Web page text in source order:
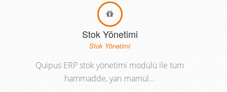
Stok Yönetimi
Stok Yönetimi
Quipus ERP stok yönetimi modülü ile tüm
hammadde, yarı mamül...